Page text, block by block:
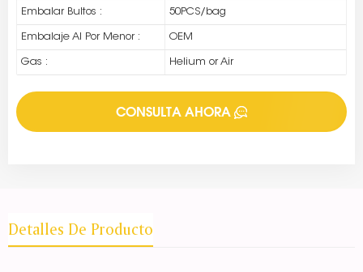
Embalar Bultos : 50PCS/bag
Embalaje Al Por Menor : OEM
Gas : Helium or Air
CONSULTA AHORA
Detalles De Producto